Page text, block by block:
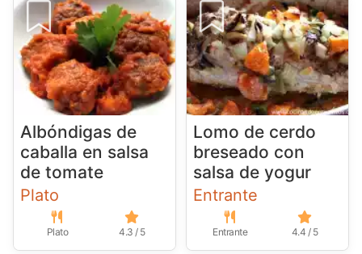
Albóndigas de
caballa en salsa
de tomate
Plato
Plato 4.3 / 5
Lomo de cerdo
breseado con
salsa de yogur
Entrante
Entrante 4.4 / 5